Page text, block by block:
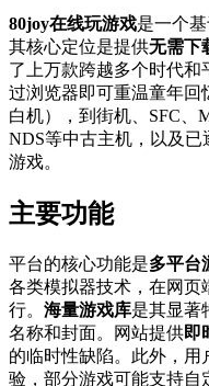
80joy在线玩游戏是一个
其核心定位是提供无需下
了上万款跨越多个时代和
过浏览器即可重温童年回
白机），到街机、SFC、
NDS等中古主机，以及已
游戏。
主要功能
平台的核心功能是多平台
各类模拟器技术，在网页
行。 海量游戏库是其显著
名称和封面。网站提供即
的临时性缺陷。此外，用
验，部分游戏可能支持自